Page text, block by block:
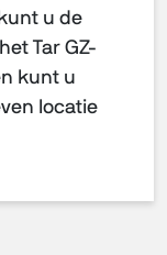
u de
Tar GZ-
kunt u
locatie